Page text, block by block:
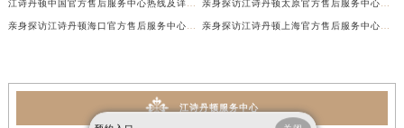
江诗丹顿中国官方售后服务中心热线及详细地址实地考察报告+多信源验证（2026年7月最新） 亲身探访江诗丹顿太原官方售后服务中心｜地址及服务电话（2026年7月最新）
亲身探访江诗丹顿海口官方售后服务中心｜官方电话及服务网点地址（2026年7月最新） 亲身探访江诗丹顿上海官方售后服务中心｜服务热线及办公地址（2026年7月最新）
江诗丹顿服务中心